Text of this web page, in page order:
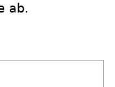
ab.